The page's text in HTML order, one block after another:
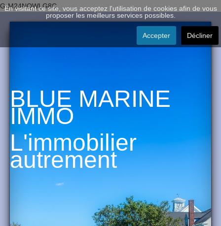
G-M24NQWLG8C
BLUE MARINE
IMMO
L'immobilier
autrement
En visitant ce site, vous acceptez l'utilisation de cookies afin de vous
proposer les meilleurs services possibles.
Accepter Décliner